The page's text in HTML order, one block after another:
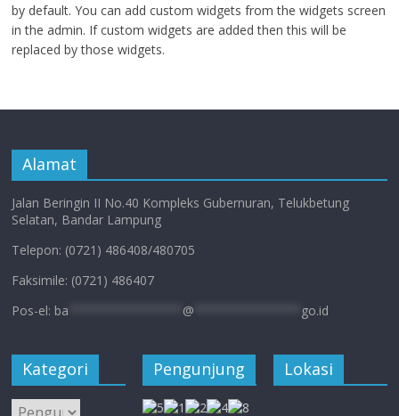
by default. You can add custom widgets from the widgets screen
in the admin. If custom widgets are added then this will be
replaced by those widgets.
Alamat
Jalan Beringin II No.40 Kompleks Gubernuran, Telukbetung
Selatan, Bandar Lampung
Telepon: (0721) 486408/480705
Faksimile: (0721) 486407
Pos-el: ba @ go.id
Kategori
Kategori
Pengunjung Lokasi